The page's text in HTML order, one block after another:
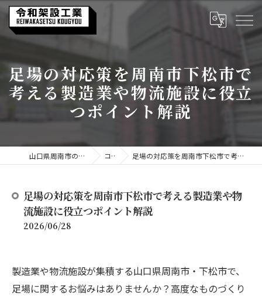
足場の対応策を周南市下松市で
考える製造業や物流施設に役立
つポイント解説
山口県周南市の足場なら令和架設工業 コラム 足場の対応策を周南市下松市で考える製造業や物流施設に役立つポイント解説
足場の対応策を周南市下松市で考える製造業や物
流施設に役立つポイント解説
2026/06/28
製造業や物流施設が集積する山口県周南市・下松市で、
足場に関するお悩みはありませんか？高度なものづくり